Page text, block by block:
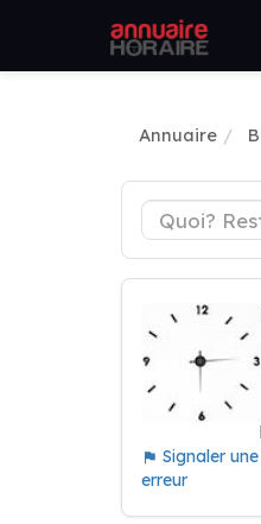
Annuaire
Signaler une
erreur